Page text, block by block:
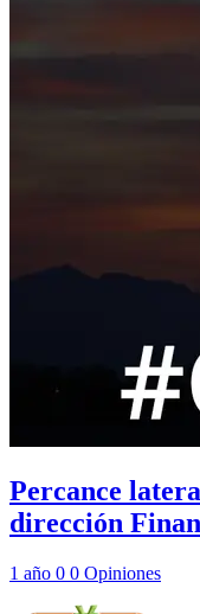
Percance
dirección
1 año 0 0 Opiniones